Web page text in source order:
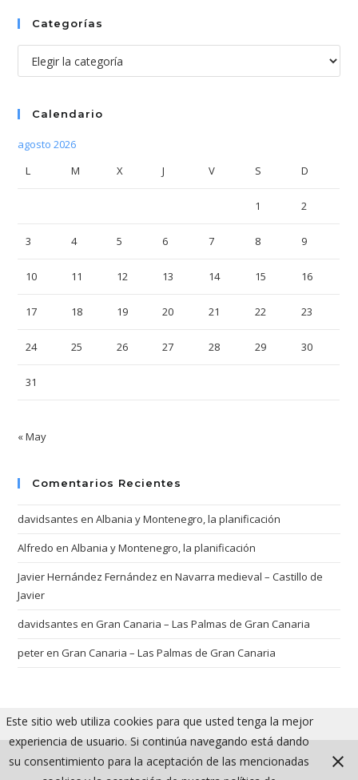
Categorías
Categorías
Calendario
agosto 2026
L
M X J V S D
1 2
3 4 5 6 7 8 9
10 11 12 13 14 15 16
17 18 19 20 21 22 23
24 25 26 27 28 29 30
31
« May
Comentarios Recientes
davidsantes enAlbania y Montenegro, la planificación
Alfredo enAlbania y Montenegro, la planificación
Javier Hernández Fernández enNavarra medieval – Castillo de
Javier
davidsantes enGran Canaria – Las Palmas de Gran Canaria
peterenGran Canaria – Las Palmas de Gran Canaria
Este sitio web utiliza cookies para que usted tenga la mejor
experiencia de usuario. Si continúa navegando está dando
su consentimiento para la aceptación de las mencionadas